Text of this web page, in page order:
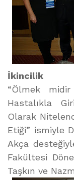
İkincilik
“Ölmek
Hastalıkla
Olarak
Etiği” ismiyle
Akça
Fakültesi
Taşkın ve